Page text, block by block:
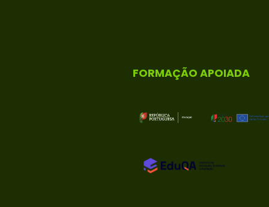
FORMAÇÃO APOIADA